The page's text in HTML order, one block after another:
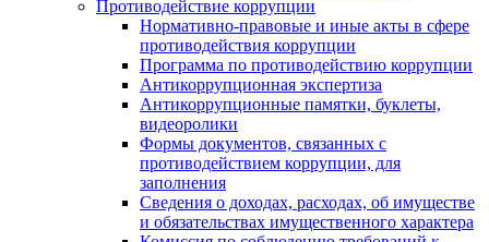
Противодействие коррупции
Нормативно-правовые и иные акты в сфере
противодействия коррупции
Программа по противодействию коррупции
Антикоррупционная экспертиза
Антикоррупционные памятки, буклеты,
видеоролики
Формы документов, связанных с
противодействием коррупции, для
заполнения
Сведения о доходах, расходах, об имуществе
и обязательствах имущественного характера